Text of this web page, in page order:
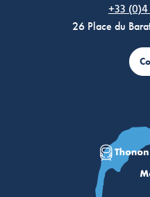
+33
26 Place du